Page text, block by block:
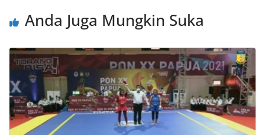
Anda Juga Mungkin Suka